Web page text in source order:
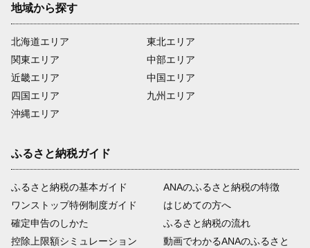
地域から探す
北海道エリア
関東エリア
近畿エリア
四国エリア
沖縄エリア
東北エリア
中部エリア
中国エリア
九州エリア
ふるさと納税ガイド
ふるさと納税の基本ガイド
ワンストップ特例制度ガイド
確定申告のしかた
控除上限額シミュレーション
ANAのふるさと納税の特徴
はじめての方へ
ふるさと納税の流れ
動画でわかるANAのふるさと